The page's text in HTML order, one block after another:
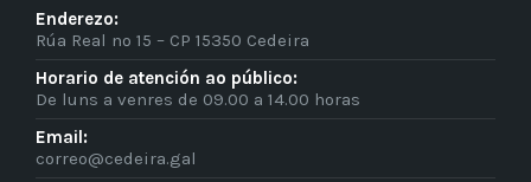
Enderezo:
Rúa Real nº 15 – CP 15350 Cedeira
Horario de atención ao público:
De luns a venres de 09.00 a 14.00 horas
Email:
correo@cedeira.gal